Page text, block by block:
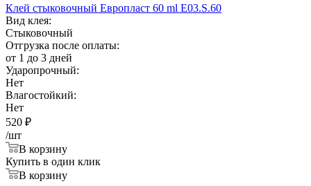
Клей стыковочный Европласт 60 ml E03.S.60
Вид клея:
Стыковочный
Отгрузка после оплаты:
от 1 до 3 дней
Ударопрочный:
Нет
Влагостойкий:
Нет
520 ₽
/шт
В корзину
Купить в один клик
В корзину